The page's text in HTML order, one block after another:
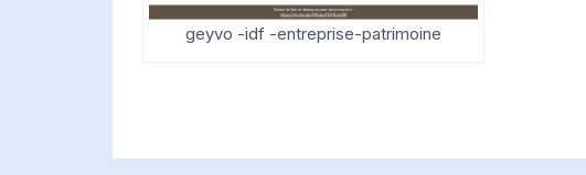
geyvo -idf -entreprise-patrimoine